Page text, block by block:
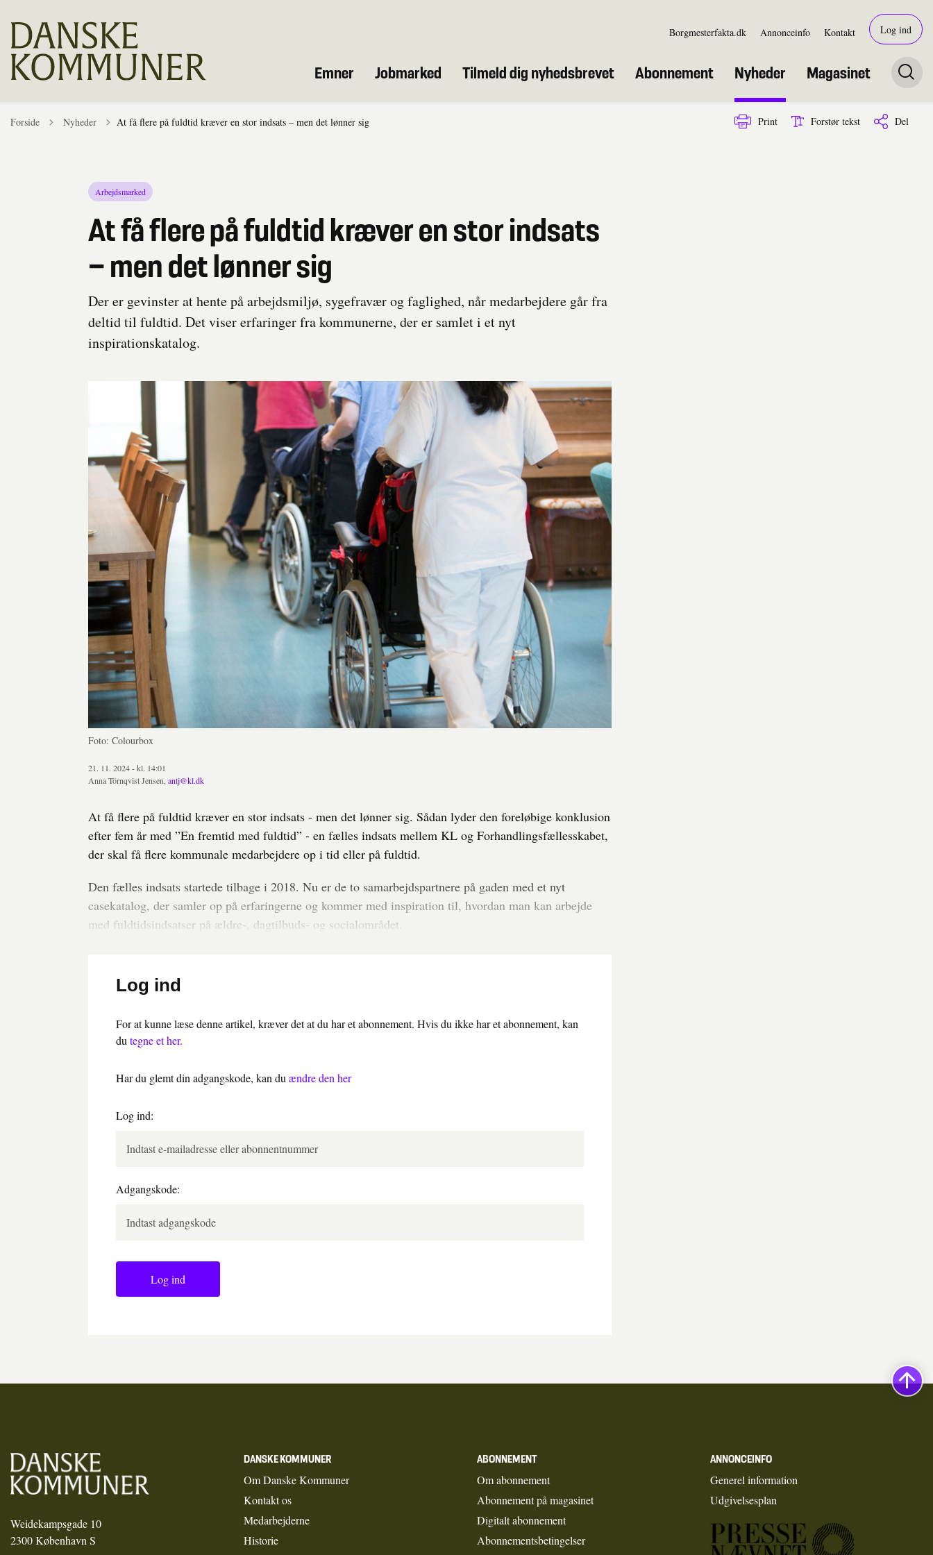
Borgmesterfakta.dk Annonceinfo Kontakt Log ind
Emner Jobmarked Tilmeld dig nyhedsbrevet Abonnement Nyheder Magasinet
Forside Tilbage til
Nyheder At få flere på fuldtid kræver en stor indsats – men det lønner sig Print Forstør tekst Del
Arbejdsmarked
At få flere på fuldtid kræver en stor indsats
– men det lønner sig
Der er gevinster at hente på arbejdsmiljø, sygefravær og faglighed, når medarbejdere går fra
deltid til fuldtid. Det viser erfaringer fra kommunerne, der er samlet i et nyt
inspirationskatalog.
Foto: Colourbox
21. 11. 2024 - kl. 14:01
Anna Törnqvist Jensen, antj@kl.dk
At få flere på fuldtid kræver en stor indsats - men det lønner sig. Sådan lyder den foreløbige konklusion
efter fem år med ”En fremtid med fuldtid” - en fælles indsats mellem KL og Forhandlingsfællesskabet,
der skal få flere kommunale medarbejdere op i tid eller på fuldtid.
Den fælles indsats startede tilbage i 2018. Nu er de to samarbejdspartnere på gaden med et nyt
casekatalog, der samler op på erfaringerne og kommer med inspiration til, hvordan man kan arbejde
med fuldtidsindsatser på ældre-, dagtilbuds- og socialområdet.
Log ind
For at kunne læse denne artikel, kræver det at du har et abonnement. Hvis du ikke har et abonnement, kan
du tegne et her.
Har du glemt din adgangskode, kan du ændre den her
Log ind:
Adgangskode:
Log ind
Weidekampsgade 10
2300 København S
DANSKE KOMMUNER
Om Danske Kommuner
Kontakt os
Medarbejderne
Historie
ABONNEMENT
Om abonnement
Abonnement på magasinet
Digitalt abonnement
Abonnementsbetingelser
ANNONCEINFO
Generel information
Udgivelsesplan